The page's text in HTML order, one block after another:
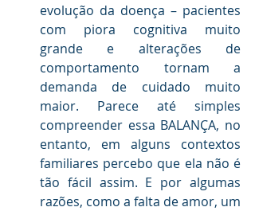
evolução da doença – pacientes
com piora cognitiva muito
grande e alterações de
comportamento tornam a
demanda de cuidado muito
maior. Parece até simples
compreender essa BALANÇA, no
entanto, em alguns contextos
familiares percebo que ela não é
tão fácil assim. E por algumas
razões, como a falta de amor, um